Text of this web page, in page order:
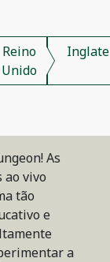
Reino
Unido
As
ao vivo
tão
e
a